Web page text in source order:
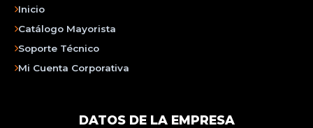
Inicio
Catálogo Mayorista
Soporte Técnico
Mi Cuenta Corporativa
DATOS DE LA EMPRESA